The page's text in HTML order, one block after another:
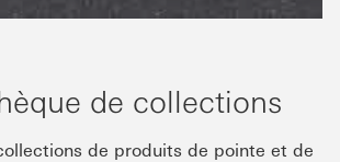
de collections
de produits de pointe et de